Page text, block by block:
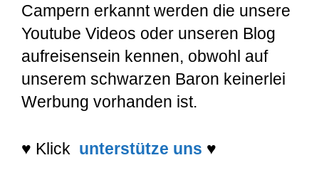
Campern erkannt werden die unsere
Youtube Videos oder unseren Blog
aufreisensein kennen, obwohl auf
unserem schwarzen Baron keinerlei
Werbung vorhanden ist.
♥ Klick unterstütze uns ♥